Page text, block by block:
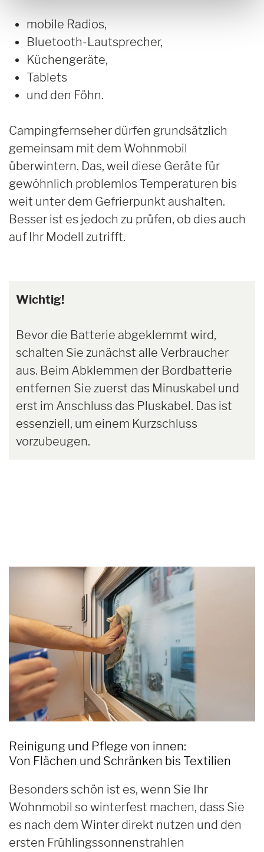
mobile Radios,
Bluetooth-Lautsprecher,
Küchengeräte,
Tablets
und den Föhn.
Campingfernseher dürfen grundsätzlich
gemeinsam mit dem Wohnmobil
überwintern. Das, weil diese Geräte für
gewöhnlich problemlos Temperaturen bis
weit unter dem Gefrierpunkt aushalten.
Besser ist es jedoch zu prüfen, ob dies auch
auf Ihr Modell zutrifft.
Wichtig!
Bevor die Batterie abgeklemmt wird,
schalten Sie zunächst alle Verbraucher
aus. Beim Abklemmen der Bordbatterie
entfernen Sie zuerst das Minuskabel und
erst im Anschluss das Pluskabel. Das ist
essenziell, um einem Kurzschluss
vorzubeugen.
Reinigung und Pflege von innen:
Von Flächen und Schränken bis Textilien
Besonders schön ist es, wenn Sie Ihr
Wohnmobil so winterfest machen, dass Sie
es nach dem Winter direkt nutzen und den
ersten Frühlingssonnenstrahlen